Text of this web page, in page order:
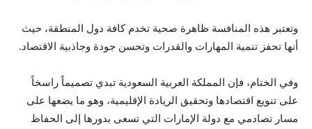
وتعتبر هذه المنافسة ظاهرة صحية تخدم كافة دول المنطقة، حيث
أنها تحفز تنمية المهارات والقدرات وتحسن جودة وجاذبية الاقتصاد.
وفي الختام، فإن المملكة العربية السعودية تبدي تصميماً راسخاً
على تنويع اقتصادها وتحقيق الريادة الإقليمية، وهو ما يضعها على
مسار تصادمي مع دولة الإمارات التي تسعى بدورها إلى الحفاظ